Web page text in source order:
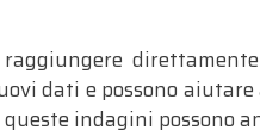
dati e possono
indagini possono